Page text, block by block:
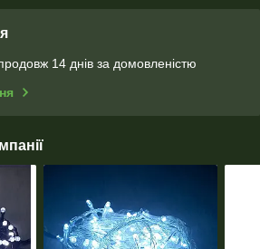
14 днів за домовленістю